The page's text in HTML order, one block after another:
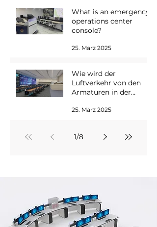
What is an emergency
operations center
console?
25. März 2025
Wie wird der
Luftverkehr von den
Armaturen in der
gesteuert?
25. März 2025
1/8